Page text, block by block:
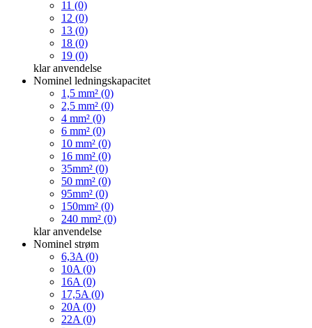
11 (0)
12 (0)
13 (0)
18 (0)
19 (0)
klar anvendelse
Nominel ledningskapacitet
1,5 mm² (0)
2,5 mm² (0)
4 mm² (0)
6 mm² (0)
10 mm² (0)
16 mm² (0)
35mm² (0)
50 mm² (0)
95mm² (0)
150mm² (0)
240 mm² (0)
klar anvendelse
Nominel strøm
6,3A (0)
10A (0)
16A (0)
17,5A (0)
20A (0)
22A (0)